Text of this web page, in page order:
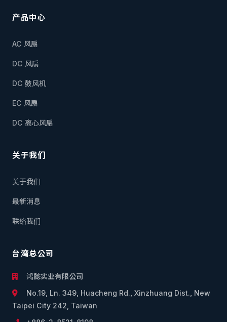
产品中心
AC 风扇
DC 风扇
DC 鼓风机
EC 风扇
DC 离心风扇
关于我们
关于我们
最新消息
联络我们
台湾总公司
鸿懿实业有限公司
No.19, Ln. 349, Huacheng Rd., Xinzhuang Dist., New
Taipei City 242, Taiwan